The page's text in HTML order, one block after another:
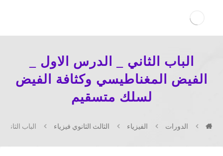
الباب الثاني _ الدرس الاول _
الفيض المغناطيسي وكثافة الفيض
لسلك متسقيم
الدورات الفيزياء الثالث الثانوي فيزياء الباب